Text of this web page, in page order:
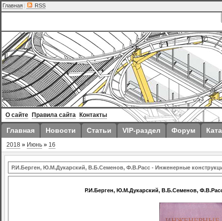
Главная | RSS
О сайте Правила сайта Контакты
Главная Новости Статьи VIP-раздел Форум
2018 » Июнь » 16
Р.И.Берген, Ю.М.Дукарский, В.Б.Семенов, Ф.В.Расс - Инженерные
Р.И.Берген, Ю.М.Дукарский, В.Б.Семенов,